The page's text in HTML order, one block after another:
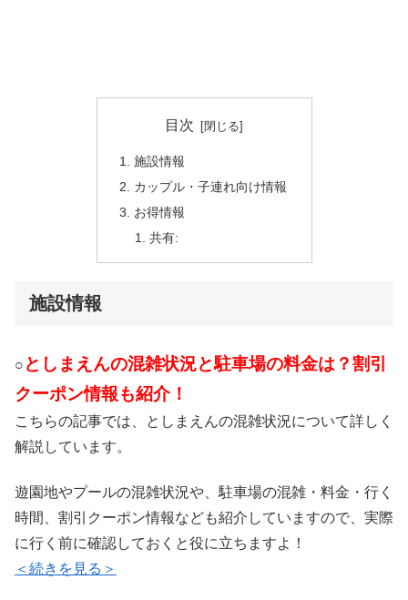
目次
施設情報
カップル・子連れ向け情報
お得情報
共有:
施設情報
○ としまえんの混雑状況と駐車場の料金は？割引
クーポン情報も紹介！
こちらの記事では、としまえんの混雑状況について詳しく
解説しています。
遊園地やプールの混雑状況や、駐車場の混雑・料金・行く
時間、割引クーポン情報なども紹介していますので、実際
に行く前に確認しておくと役に立ちますよ！
＜続きを見る＞